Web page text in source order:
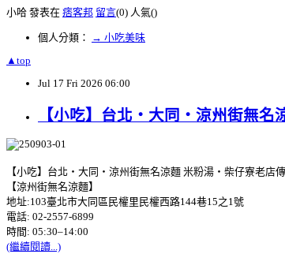
小哈 發表在 痞客邦 留言(0) 人氣()
個人分類：
→ 小吃美味
▲top
Jul 17 Fri 2026 06:00
【小吃】台北‧大同‧涼州街無
【小吃】台北‧大同‧涼州街無名涼麵 米粉湯‧柴仔寮老店
【涼州街無名涼麵】
地址:103臺北市大同區民權里民權西路144巷15之1號
電話: 02-2557-6899
時間: 05:30–14:00
(繼續閱讀...)